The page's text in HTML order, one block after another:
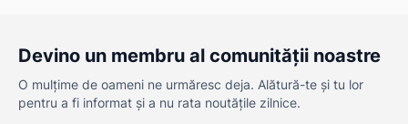
Devino un membru al comunității noastre
O mulțime de oameni ne urmăresc deja. Alătură-te și tu lor
pentru a fi informat și a nu rata noutățile zilnice.